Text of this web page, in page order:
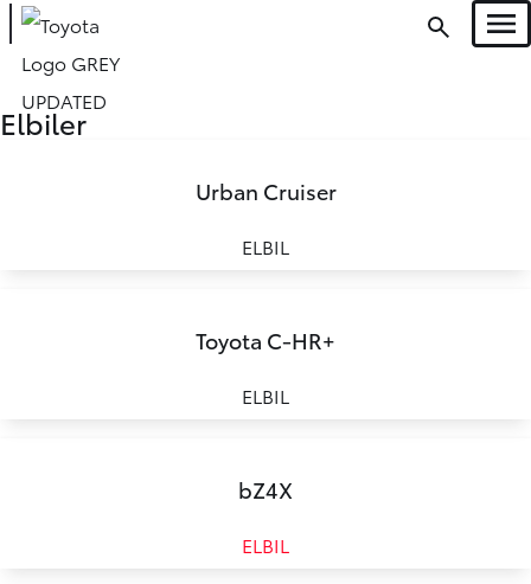
Elbiler
Urban Cruiser
ELBIL
Toyota C-HR+
ELBIL
bZ4X
ELBIL